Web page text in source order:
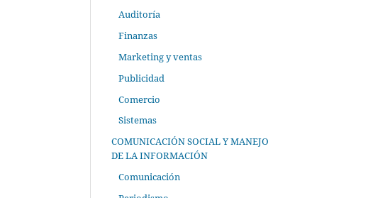
Auditoría
Finanzas
Marketing y ventas
Publicidad
Comercio
Sistemas
COMUNICACIÓN SOCIAL Y MANEJO
DE LA INFORMACIÓN
Comunicación